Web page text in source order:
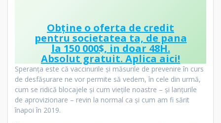
Obține o oferta de credit
pentru societatea ta, de pana
la 150 000$, in doar 48H.
Absolut gratuit. Aplica aici!
Speranța este că vaccinurile și măsurile de prevenire în curs
de desfășurare ne vor permite să vedem, în cele din urmă,
cum se ridică blocajele și cum viețile noastre – și lanțurile
de aprovizionare – revin la normal ca și cum am fi sărit
înapoi în 2019.